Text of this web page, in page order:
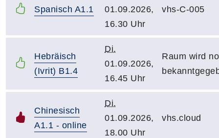
Spanisch A1.1
01.09.2026,
16.30 Uhr
vhs-C-005
Hebräisch
(Ivrit) B1.4
Di.
01.09.2026,
16.45 Uhr
Raum wird
Chinesisch
A1.1 - online
Di.
01.09.2026,
18.00 Uhr
vhs.cloud